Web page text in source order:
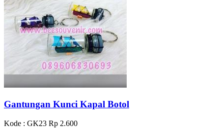
Gantungan Kunci Kapal Botol
Kode : GK23 Rp 2.600